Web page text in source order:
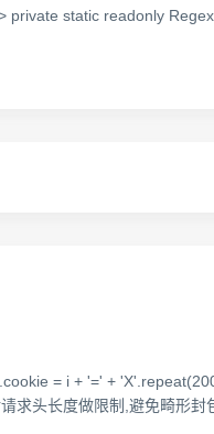
static readonly
= i + '=' +
求头长度做限制,避免畸形封